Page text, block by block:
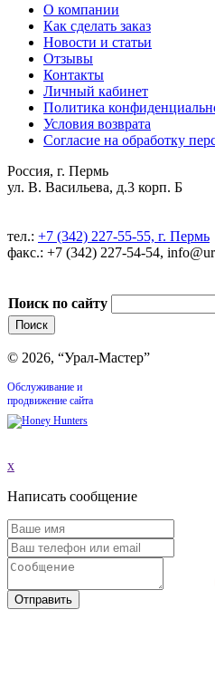
О компании
Как сделать заказ
Новости и статьи
Отзывы
Контакты
Личный кабинет
Политика
Условия возврата
Согласие на обработку
Россия, г. Пермь
ул. В. Васильева, д.3 корп. Б
тел.: +7 (342) 227-55-55, г. Пермь
факс.: +7 (342) 227-54-54,
Поиск по сайту
© 2026, “Урал-Мастер”
Обслуживание и
продвижение сайта
x
Написать сообщение
Отправить